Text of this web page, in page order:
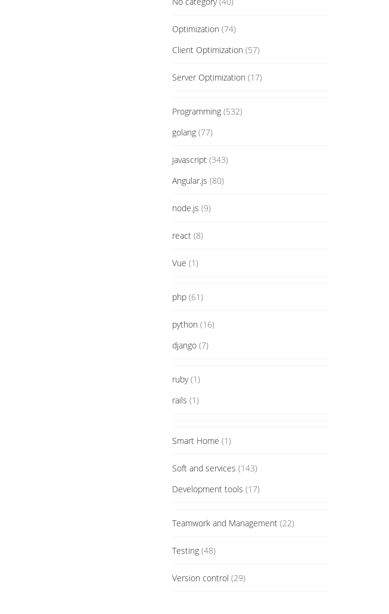
Optimization (74)
Client Optimization (57)
Server Optimization (17)
Programming(532)
golang(77)
javascript(343)
Angular.js (80)
node.js (9)
react(8)
Vue (1)
php(61)
python (16)
django(7)
ruby(1)
rails (1)
Smart Home (1)
Soft and services (143)
Development tools (17)
Teamwork and Management(22)
Testing(48)
Version control (29)